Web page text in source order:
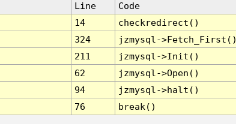
Line
Code
14
checkredirect()
324
jzmysql-
211
jzmysql->Init()
62
jzmysql->Open()
94
jzmysql->halt()
76 break()